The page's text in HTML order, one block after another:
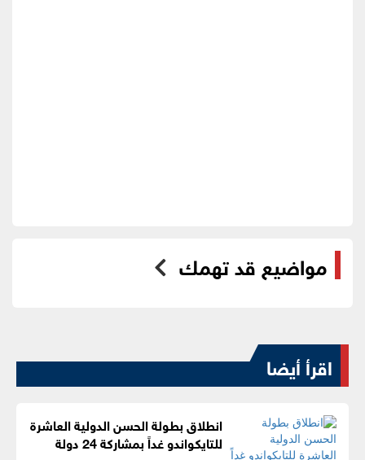
مواضيع قد تهمك
اقرأ أيضا
انطلاق بطولة الحسن الدولية العاشرة
للتايكواندو غداً بمشاركة 24 دولة